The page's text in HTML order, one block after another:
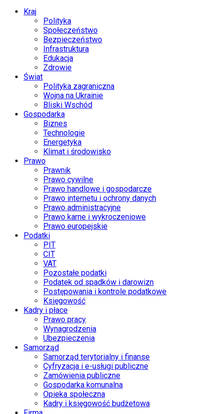
Kraj
Polityka
Społeczeństwo
Bezpieczeństwo
Infrastruktura
Edukacja
Zdrowie
Świat
Polityka zagraniczna
Wojna na Ukrainie
Bliski Wschód
Gospodarka
Biznes
Technologie
Energetyka
Klimat i środowisko
Prawo
Prawnik
Prawo cywilne
Prawo handlowe i gospodarcze
Prawo internetu i ochrony danych
Prawo administracyjne
Prawo karne i wykroczeniowe
Prawo europejskie
Podatki
PIT
CIT
VAT
Pozostałe podatki
Podatek od spadków i darowizn
Postępowania i kontrole podatkowe
Księgowość
Kadry i płace
Prawo pracy
Wynagrodzenia
Ubezpieczenia
Samorząd
Samorząd terytorialny i finanse
Cyfryzacja i e-usługi publiczne
Zamówienia publiczne
Gospodarka komunalna
Opieka społeczna
Kadry i księgowość budżetowa